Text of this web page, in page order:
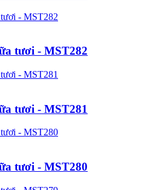
tươi - MST282
tươi - MST281
tươi - MST280